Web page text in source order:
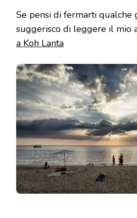
Se pensi di fermarti qualche
suggerisco di leggere il mio
a Koh Lanta